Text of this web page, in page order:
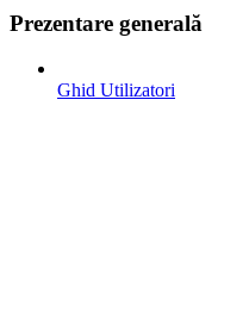
Prezentare generală
Ghid Utilizatori